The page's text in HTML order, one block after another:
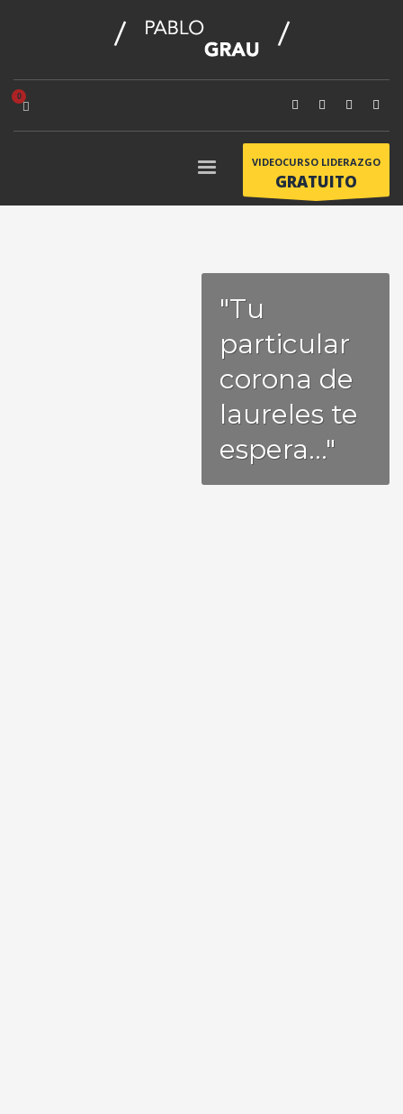
VIDEOCURSO LIDERAZGO
GRATUITO
"Tu
particular
corona de
laureles te
espera..."